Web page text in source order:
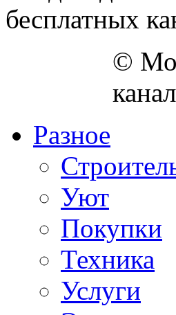
бесплатных
©
Разное
Уют
Покупки
Техника
Услуги